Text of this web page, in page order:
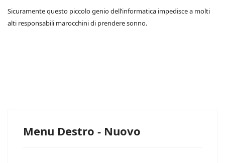
Sicuramente questo piccolo genio dell’informatica impedisce a molti
alti responsabili marocchini di prendere sonno.
Menu Destro - Nuovo